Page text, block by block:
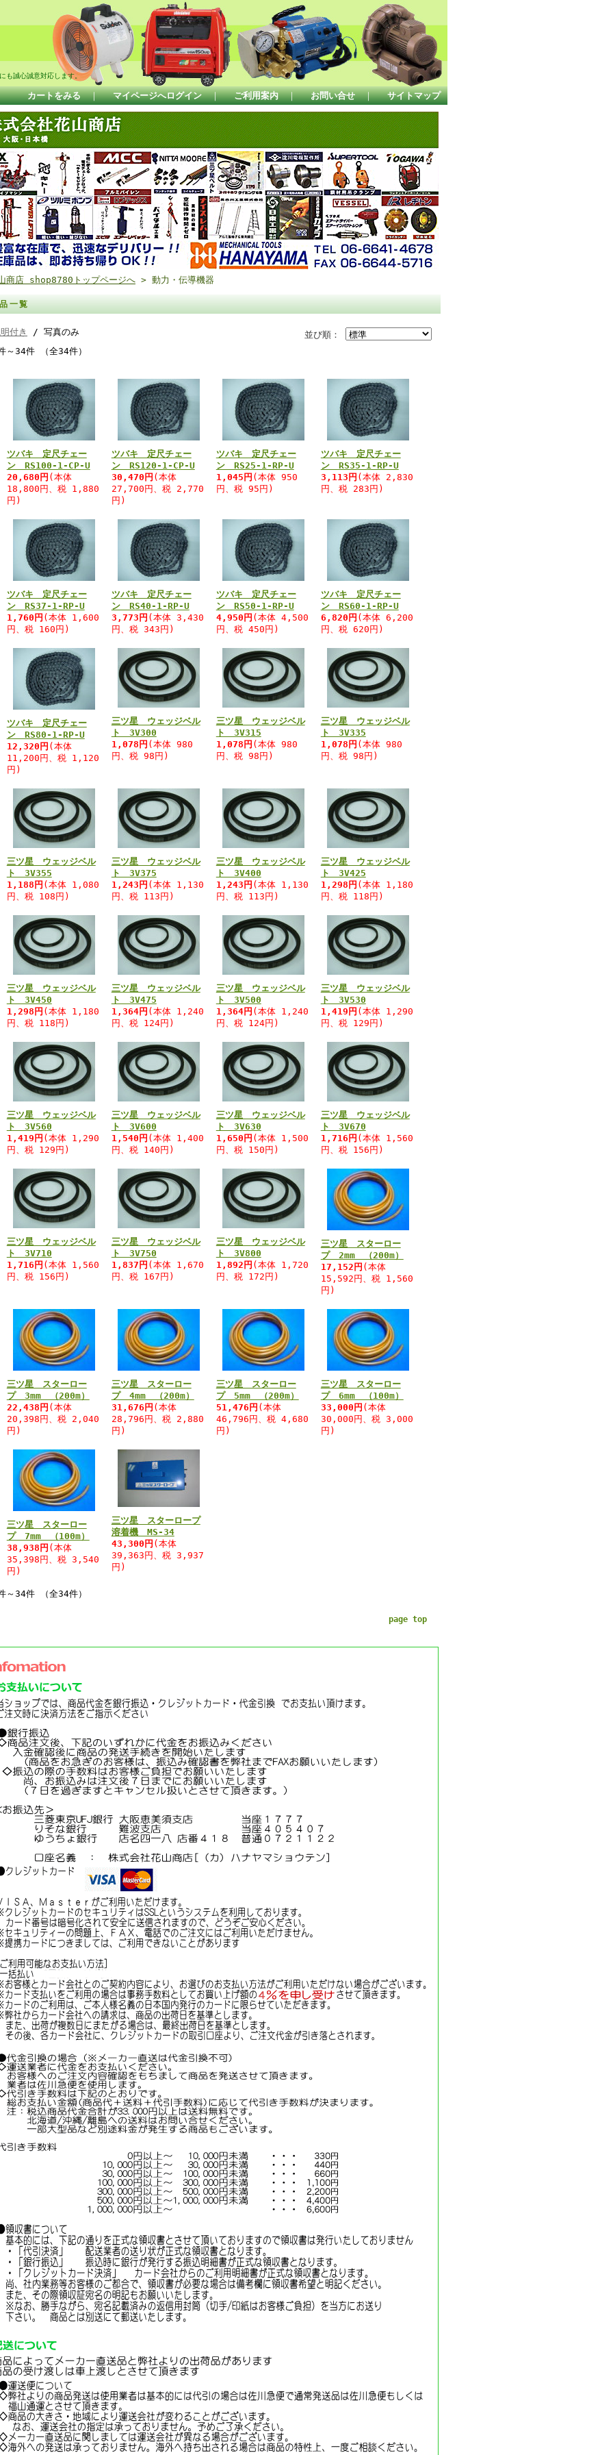
も誠心誠意対応します。
カートをみる ｜ マイページへログイン ｜ ご利用案内 ｜ お問い合せ ｜ サイトマップ
商店 shop8780トップページへ > 動力・伝導機器
一覧
並び順：
付き
/ 写真のみ
～34件 （全34件）
ツバキ 定尺チェー
ン RS100-1-CP-U
20,680円 (本体
18,800円、税 1,880
円)
ツバキ 定尺チェー
ン RS120-1-CP-U
30,470円 (本体
27,700円、税 2,770
円)
ツバキ 定尺チェー
ン RS25-1-RP-U
1,045円 (本体 950
円、税 95円)
ツバキ 定尺チェー
ン RS35-1-RP-U
3,113円 (本体 2,830
円、税 283円)
ツバキ 定尺チェー
ン RS37-1-RP-U
1,760円 (本体 1,600
円、税 160円)
ツバキ 定尺チェー
ン RS40-1-RP-U
3,773円 (本体 3,430
円、税 343円)
ツバキ 定尺チェー
ン RS50-1-RP-U
4,950円 (本体 4,500
円、税 450円)
ツバキ 定尺チェー
ン RS60-1-RP-U
6,820円 (本体 6,200
円、税 620円)
ツバキ 定尺チェー
ン RS80-1-RP-U
12,320円 (本体
11,200円、税 1,120
円)
三ツ星 ウェッジベル
ト 3V300
1,078円 (本体 980
円、税 98円)
三ツ星 ウェッジベル
ト 3V315
1,078円 (本体 980
円、税 98円)
三ツ星 ウェッジベル
ト 3V335
1,078円 (本体 980
円、税 98円)
三ツ星 ウェッジベル
ト 3V355
1,188円 (本体 1,080
円、税 108円)
三ツ星 ウェッジベル
ト 3V375
1,243円 (本体 1,130
円、税 113円)
三ツ星 ウェッジベル
ト 3V400
1,243円 (本体 1,130
円、税 113円)
三ツ星 ウェッジベル
ト 3V425
1,298円 (本体 1,180
円、税 118円)
三ツ星 ウェッジベル
ト 3V450
1,298円 (本体 1,180
円、税 118円)
三ツ星 ウェッジベル
ト 3V475
1,364円 (本体 1,240
円、税 124円)
三ツ星 ウェッジベル
ト 3V500
1,364円 (本体 1,240
円、税 124円)
三ツ星 ウェッジベル
ト 3V530
1,419円 (本体 1,290
円、税 129円)
三ツ星 ウェッジベル
ト 3V560
1,419円 (本体 1,290
円、税 129円)
三ツ星 ウェッジベル
ト 3V600
1,540円 (本体 1,400
円、税 140円)
三ツ星 ウェッジベル
ト 3V630
1,650円 (本体 1,500
円、税 150円)
三ツ星 ウェッジベル
ト 3V670
1,716円 (本体 1,560
円、税 156円)
三ツ星 ウェッジベル
ト 3V710
1,716円 (本体 1,560
円、税 156円)
三ツ星 ウェッジベル
ト 3V750
1,837円 (本体 1,670
円、税 167円)
三ツ星 ウェッジベル
ト 3V800
1,892円 (本体 1,720
円、税 172円)
三ツ星 スターロー
プ 2mm （200m）
17,152円 (本体
15,592円、税 1,560
円)
三ツ星 スターロー
プ 3mm （200m）
22,438円 (本体
20,398円、税 2,040
円)
三ツ星 スターロー
プ 4mm （200m）
31,676円 (本体
28,796円、税 2,880
円)
三ツ星 スターロー
プ 5mm （200m）
51,476円 (本体
46,796円、税 4,680
円)
三ツ星 スターロー
プ 6mm （100m）
33,000円 (本体
30,000円、税 3,000
円)
三ツ星 スターロー
プ 7mm （100m）
38,938円 (本体
35,398円、税 3,540
円)
三ツ星 スターロープ
溶着機 MS-34
43,300円 (本体
39,363円、税 3,937
円)
～34件 （全34件）
page top